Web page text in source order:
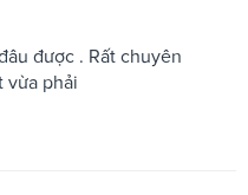
được . Rất chuyên
vừa phải